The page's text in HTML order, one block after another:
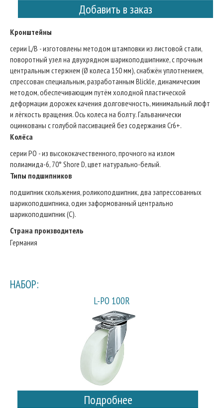
Добавить в заказ
Кронштейны
серии L/B - изготовлены методом штамповки из листовой стали,
поворотный узел на двухрядном шарикоподшипнике, с прочным
центральным стержнем (Ø колеса 150 мм), снабжён уплотнением,
спрессован специальным, разработанным Blickle, динамическим
методом, обеспечивающим путём холодной пластической
деформации дорожек качения долговечность, минимальный люфт
и лёгкость вращения. Ось колеса на болту. Гальванически
оцинкованы с голубой пассивацией без содержания Cr6+.
Колёса
серии PO - из высококачественного, прочного на излом
полиамида-6, 70° Shore D, цвет натурально-белый.
Типы подшипников
подшипник скольжения, роликоподшипник, два запрессованных
шарикоподшипника, один заформованный центрально
шарикоподшипник (С).
Страна производитель
Германия
НАБОР:
L-PO 100R
Подробнее